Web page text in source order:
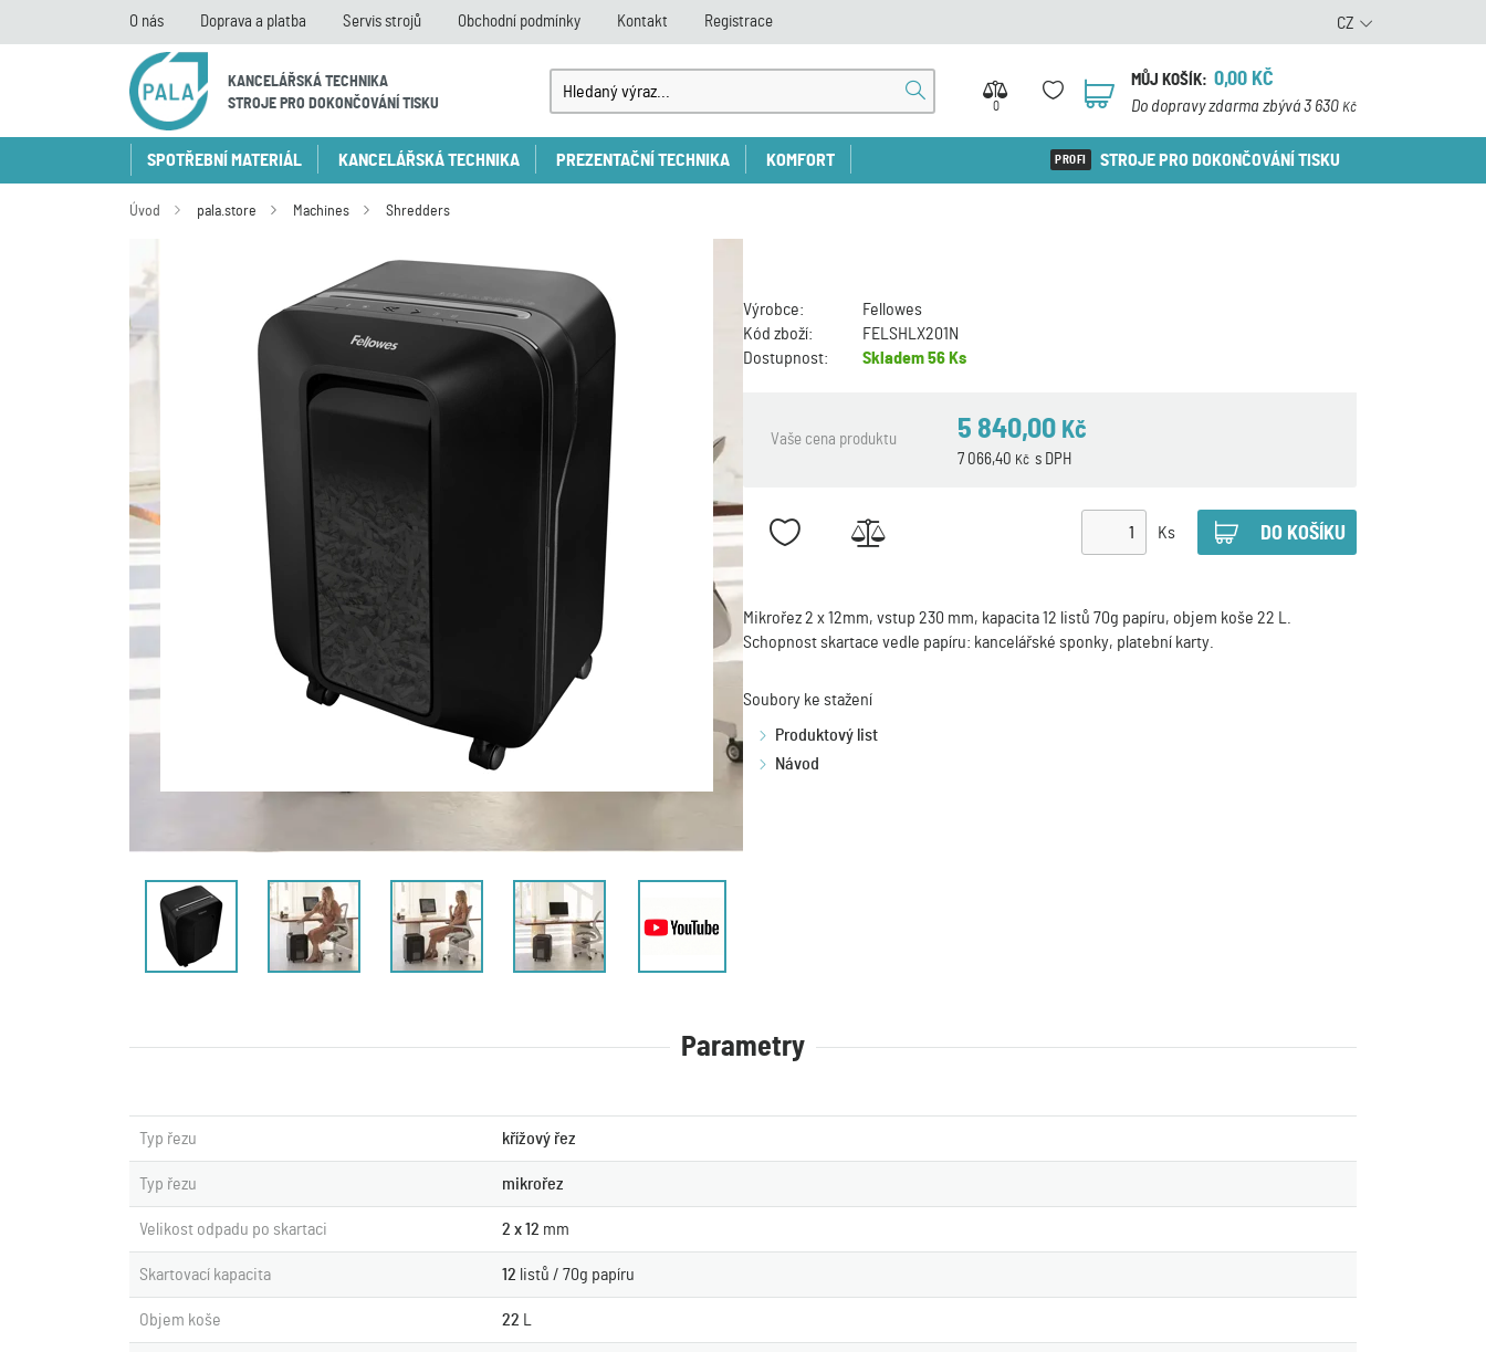
O nás Doprava a platba Servis strojů Obchodní podmínky Kontakt Registrace CZ
KANCELÁŘSKÁ TECHNIKA
STROJE PRO DOKONČOVÁNÍ TISKU
0
0
MŮJ KOŠÍK: 0,00 KČ
Do dopravy zdarma zbývá 3 630 Kč
SPOTŘEBNÍ MATERIÁL KANCELÁŘSKÁ TECHNIKA PREZENTAČNÍ TECHNIKA KOMFORT STROJE PRO DOKONČOVÁNÍ TISKU
Úvod pala.store Machines Shredders
Výrobce:
Fellowes
Kód zboží:
FELSHLX201N
Dostupnost:
Skladem56 Ks
Vaše cena produktu 5 840,00 Kč
s DPH
7 066,40 Kč
Ks
Mikrořez 2 x 12mm, vstup 230 mm, kapacita 12 listů 70g papíru, objem koše 22 L.
Schopnost skartace vedle papíru: kancelářské sponky, platební karty.
Soubory ke stažení
Produktový list
Návod
Parametry
Typ řezu křížový řez
Typ řezu mikrořez
Velikost odpadu po skartaci 2 x 12 mm
Skartovací kapacita 12 listů / 70g papíru
Objem koše 22